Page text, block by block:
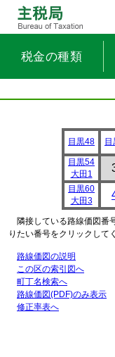
税金の種類
目黒48
目黒54
大田1
目黒60
大田3
隣接している路線価図番
りたい番号をクリックして
路線価図の説明
この区の索引図へ
町丁名検索へ
路線価図(PDF)のみ表示
修正率表へ